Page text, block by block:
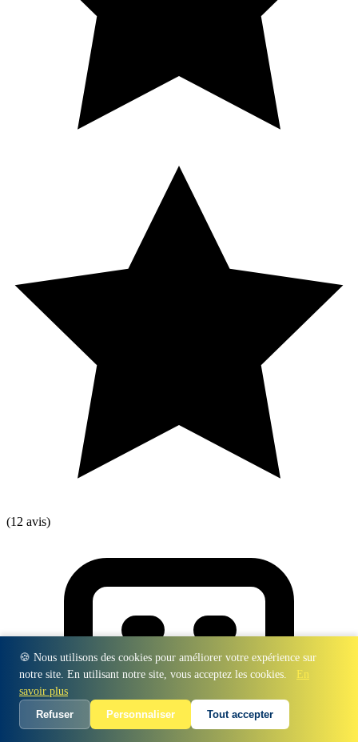
🍪 Nous utilisons des cookies pour améliorer votre expérience sur
notre site. En utilisant notre site, vous acceptez les cookies.
En
savoir plus
Refuser
Personnaliser Tout accepter
(12 avis)